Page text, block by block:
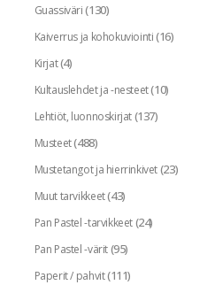
Guassiväri(130)
Kaiverrus ja kohokuviointi(16)
Kirjat(4)
Kultauslehdet ja -nesteet(10)
Lehtiöt, luonnoskirjat(137)
Musteet(488)
Mustetangot ja hierrinkivet(23)
Muut tarvikkeet(43)
Pan Pastel -tarvikkeet(24)
Pan Pastel -värit(95)
Paperit / pahvit(111)